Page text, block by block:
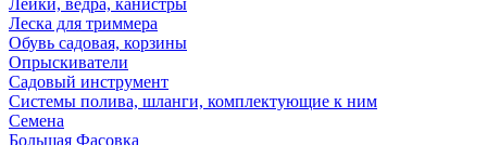
Лейки, ведра, канистры
Леска для триммера
Обувь садовая, корзины
Опрыскиватели
Садовый инструмент
Системы полива, шланги, комплектующие к ним
Семена
Большая Фасовка